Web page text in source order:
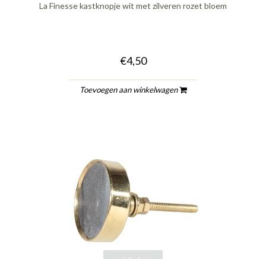
La Finesse kastknopje wit met zilveren rozet bloem
€4,50
Toevoegen aan winkelwagen